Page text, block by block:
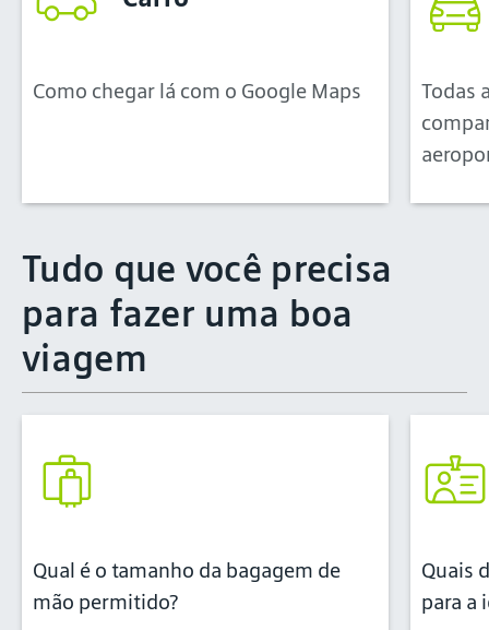
Como chegar lá com o Google Maps
Todas
Tudo que você precisa
para fazer uma boa
viagem
Qual é o tamanho da bagagem de
mão permitido?
Quais
para a